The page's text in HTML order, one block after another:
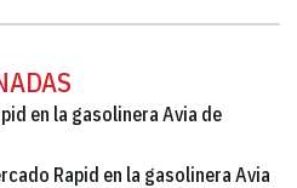
en la gasolinera Avia de
Rapid en la gasolinera Avia